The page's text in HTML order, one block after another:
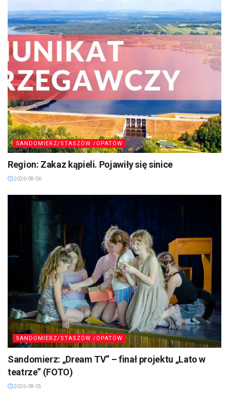
SANDOMIERZ/STASZÓW /OPATÓW
Region: Zakaz kąpieli. Pojawiły się sinice
2026-08-06
SANDOMIERZ/STASZÓW /OPATÓW
Sandomierz: „Dream TV” – finał projektu „Lato w
teatrze” (FOTO)
2026-08-05